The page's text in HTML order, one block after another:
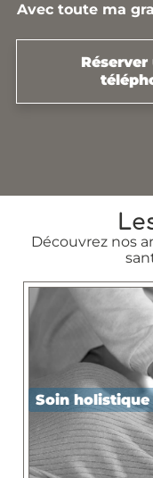
Avec toute ma
Découvrez nos
Soin holistique